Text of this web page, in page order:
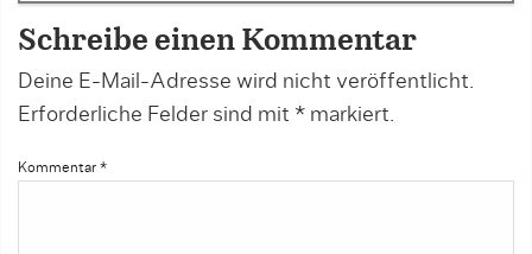
Schreibe einen Kommentar
Deine E-Mail-Adresse wird nicht veröffentlicht.
Erforderliche Felder sind mit * markiert.
Kommentar *